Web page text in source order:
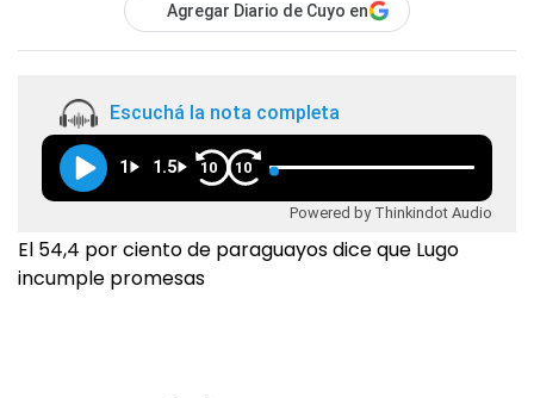
Agregar Diario de Cuyo en
Escuchá la nota completa
1 1.5 10 10
Powered by Thinkindot Audio
El 54,4 por ciento de paraguayos dice que Lugo
incumple promesas